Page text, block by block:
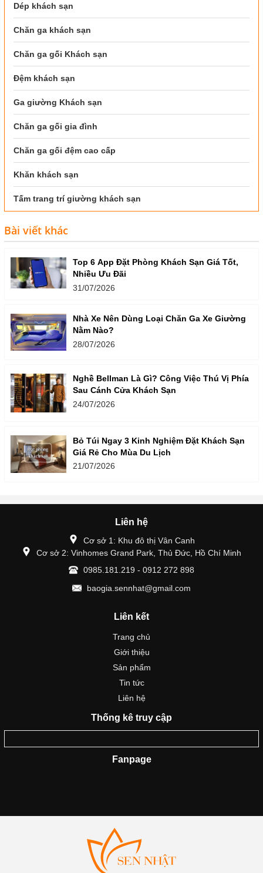
Dép khách sạn
Chăn ga khách sạn
Chăn ga gối Khách sạn
Đệm khách sạn
Ga giường Khách sạn
Chăn ga gối gia đình
Chăn ga gối đệm cao cấp
Khăn khách sạn
Tấm trang trí giường khách sạn
Bài viết khác
Top 6 App Đặt Phòng Khách Sạn Giá Tốt,
Nhiều Ưu Đãi
31/07/2026
Nhà Xe Nên Dùng Loại Chăn Ga Xe Giường
Nằm Nào?
28/07/2026
Nghề Bellman Là Gì? Công Việc Thú Vị Phía
Sau Cánh Cửa Khách Sạn
24/07/2026
Bỏ Túi Ngay 3 Kinh Nghiệm Đặt Khách Sạn
Giá Rẻ Cho Mùa Du Lịch
21/07/2026
Liên hệ
Cơ sở 1: Khu đô thị Vân Canh
Cơ sở 2: Vinhomes Grand Park, Thủ Đức, Hồ Chí Minh
0985.181.219 - 0912 272 898
baogia.sennhat@gmail.com
Liên kết
Trang chủ
Giới thiệu
Sản phẩm
Tin tức
Liên hệ
Thống kê truy cập
Fanpage